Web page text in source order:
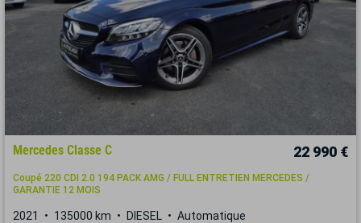
Mercedes Classe C 22 990 €
Coupé 220 CDI 2.0 194 PACK AMG / FULL ENTRETIEN MERCEDES /
GARANTIE 12 MOIS
2021 135000 km DIESEL Automatique